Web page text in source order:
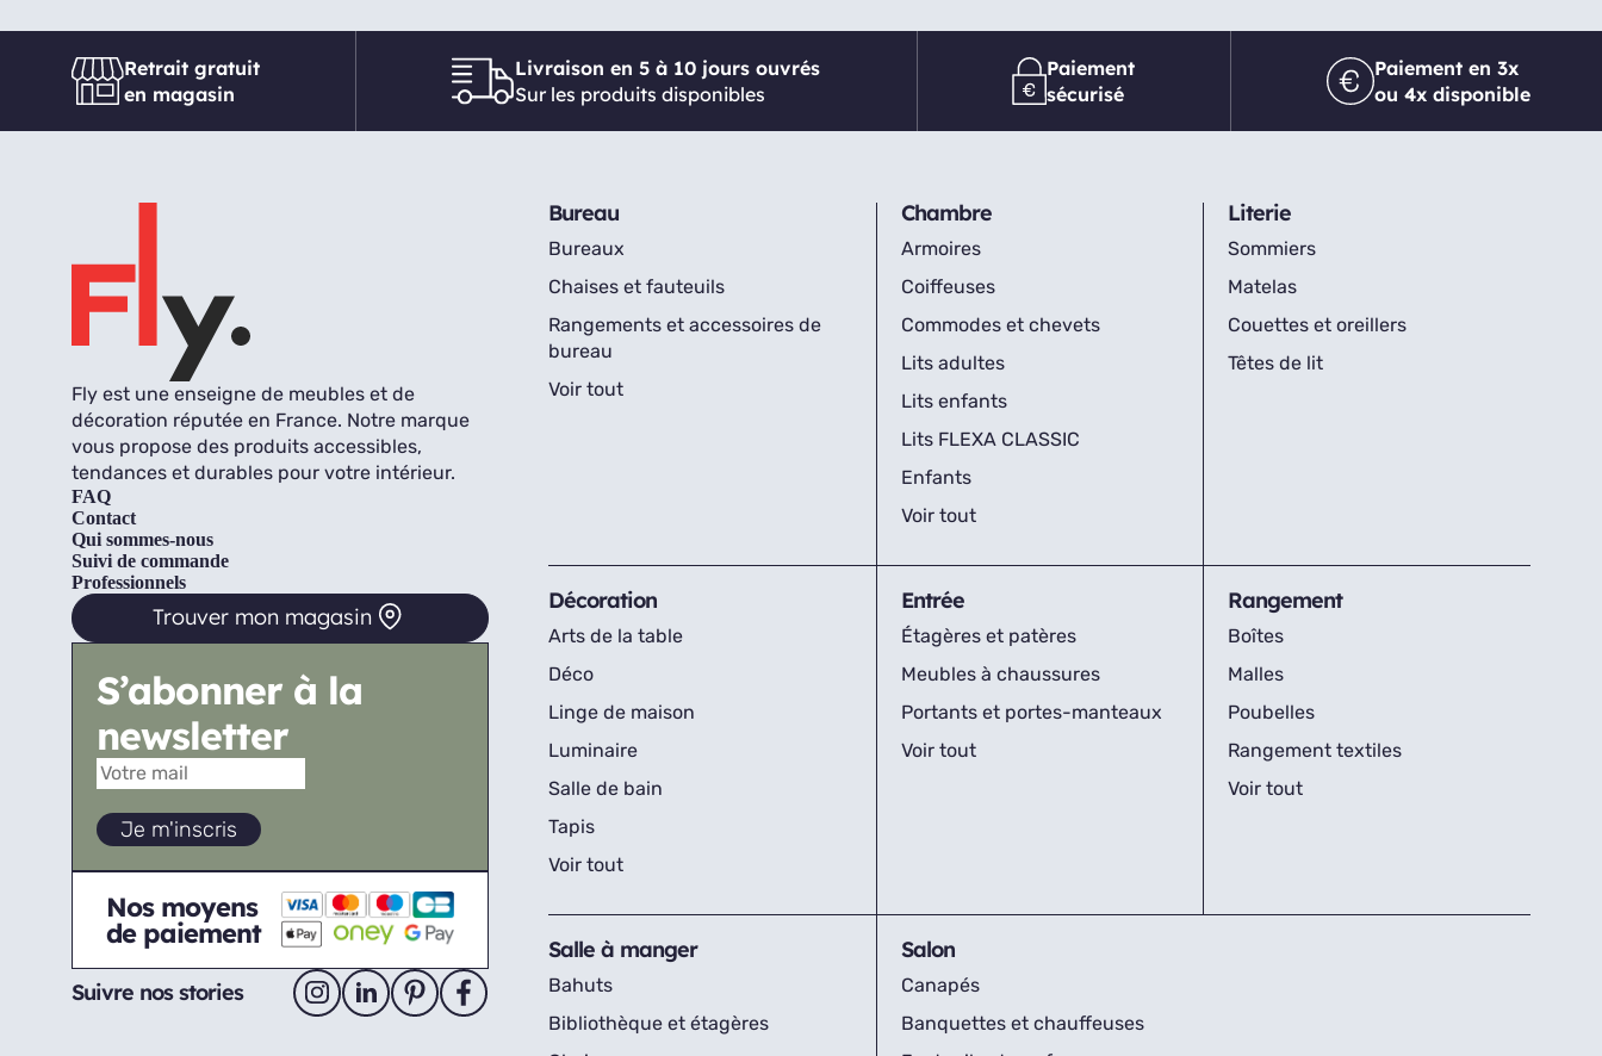
Retrait gratuit
en magasin
Livraison en 5 à 10 jours ouvrés
Sur les produits disponibles
Paiement
sécurisé
Paiement en 3x
ou 4x disponible
Fly est une enseigne de meubles et de
décoration réputée en France. Notre marque
vous propose des produits accessibles,
tendances et durables pour votre intérieur.
FAQ
Contact
Qui sommes-nous
Suivi de commande
Professionnels
Trouver mon magasin
S’abonner à la
newsletter
Nos moyens
de paiement
Suivre nos stories
Bureau
Bureaux
Chaises et fauteuils
Rangements et accessoires de
bureau
Voir tout
Chambre
Armoires
Coiffeuses
Commodes et chevets
Lits adultes
Lits enfants
Lits FLEXA CLASSIC
Enfants
Voir tout
Literie
Sommiers
Matelas
Couettes et oreillers
Têtes de lit
Décoration
Arts de la table
Déco
Linge de maison
Luminaire
Salle de bain
Tapis
Voir tout
Entrée
Étagères et patères
Meubles à chaussures
Portants et portes-manteaux
Voir tout
Rangement
Boîtes
Malles
Poubelles
Rangement textiles
Voir tout
Salle à manger
Bahuts
Bibliothèque et étagères
Salon
Canapés
Banquettes et chauffeuses